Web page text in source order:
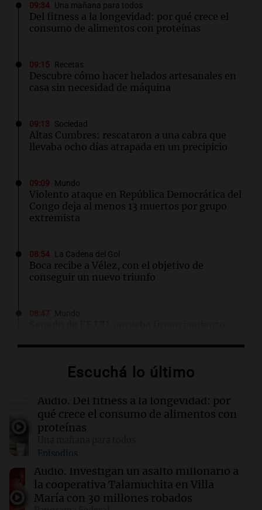
09:34 Una mañana para todos
Del fitness a la longevidad: por qué crece el
consumo de alimentos con proteínas
09:15 Recetas
Descubre cómo hacer helados artesanales en
casa sin necesidad de máquina
09:13 Sociedad
Altas Cumbres: rescataron a una cabra que
llevaba ocho días atrapada en un precipicio
09:09 Mundo
Violento ataque en República Democrática del
Congo deja al menos 13 muertos por grupo
extremista
08:54 La Cadena del Gol
Boca recibe a Vélez, con el objetivo de
conseguir un nuevo triunfo
elecciones
Rosario amaneció con 4,9°C y se espera una
máxima de 14°C
Cierra el caso de la jueza Afiuni en Venezuela y
se restituye su libertad plena
08:34 Sociedad
Escuchá lo último
Audio. Del fitness a la longevidad: por
qué crece el consumo de alimentos con
proteínas
Episodios
Audio. Investigan un asalto millonario a
la cooperativa Talamuchita en Villa
María con 30 millones robados